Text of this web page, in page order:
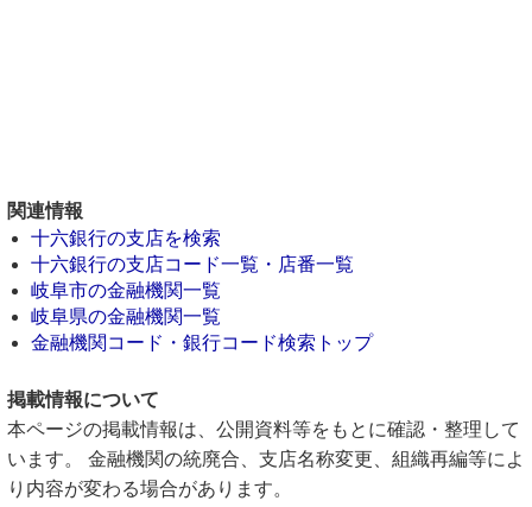
関連情報
十六銀行の支店を検索
十六銀行の支店コード一覧・店番一覧
岐阜市の金融機関一覧
岐阜県の金融機関一覧
金融機関コード・銀行コード検索トップ
掲載情報について
本ページの掲載情報は、公開資料等をもとに確認・整理して
います。 金融機関の統廃合、支店名称変更、組織再編等によ
り内容が変わる場合があります。